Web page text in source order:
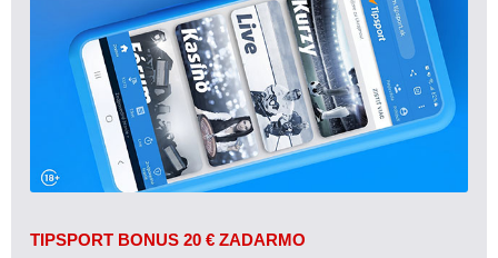
TIPSPORT BONUS 20 € ZADARMO